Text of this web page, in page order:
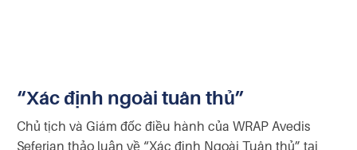
“Xác định ngoài tuân thủ”
Chủ tịch và Giám đốc điều hành của WRAP Avedis
Seferian thảo luận về “Xác định Ngoài Tuân thủ” tại